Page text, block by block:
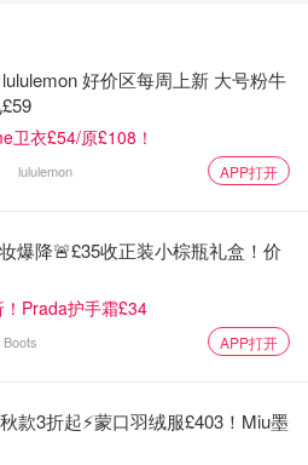
霧不惜代價付出生命，召喚雷動
救蒼生。
能接受事實，入弱水在幽冥川畔
之後被仙門逍遙宗掌門兆悠真人
「滄九旻」。之後與黎蘇蘇再次
人在重重誤會冰釋下，終是心意
，一同合作毀滅魔神關閉同悲
戲，很推薦大家來看看，作者太
劇愛情，搭配甜蜜又痛苦的互
的時候不是笑就是淚呀！演員情
好价区每周上新 大号粉牛
卫衣£54/原£108！
lululemon APP打开
爆降🚨£35收正装小棕瓶礼盒！价
Prada护手霜£34
Boots APP打开
款3折起⚡️蒙口羽绒服£403！Miu墨